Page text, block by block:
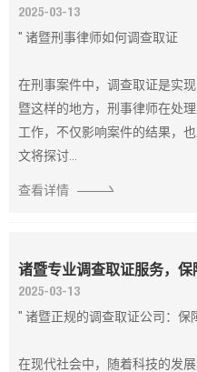
2025-03-13
" 诸暨刑事律师如何调查取证
在刑事案件中，调查取证是实
暨这样的地方，刑事律师在处
工作，不仅影响案件的结果，
文将探讨...
查看详情
诸暨专业调查取证服务，
2025-03-13
" 诸暨正规的调查取证公司：保
在现代社会中，随着科技的发